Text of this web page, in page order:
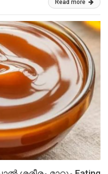
Read more